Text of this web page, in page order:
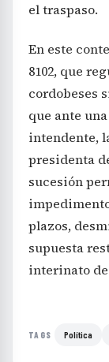
el traspaso.
En este
8102, que
cordobeses
que ante
intendente,
presidenta
sucesión
plazos,
supuesta
interinato
TAGS Política